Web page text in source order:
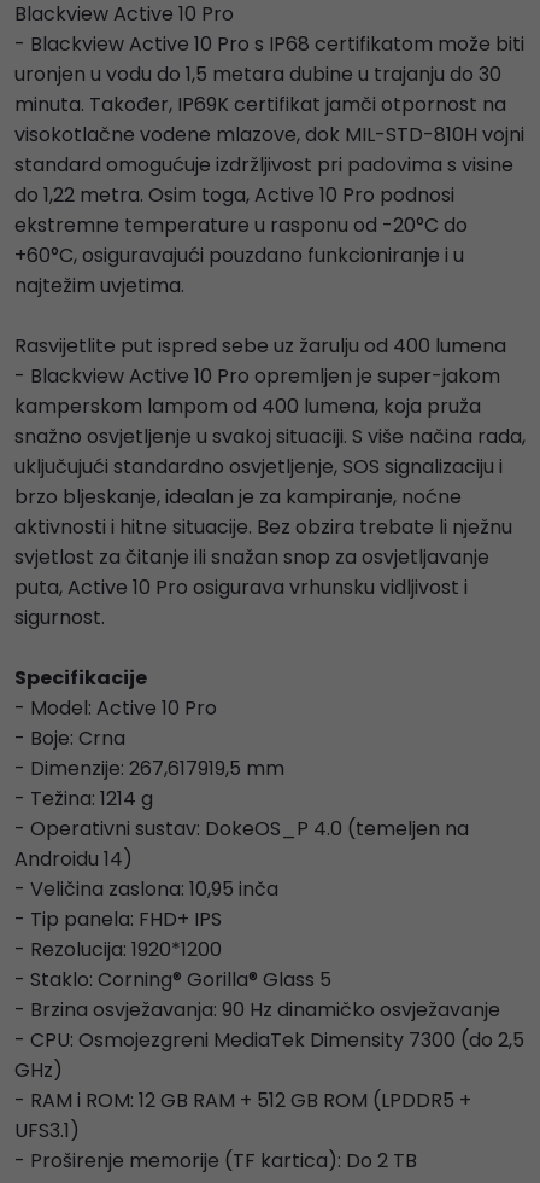
Blackview Active 10 Pro
- Blackview Active 10 Pro s IP68 certifikatom može biti
uronjen u vodu do 1,5 metara dubine u trajanju do 30
minuta. Također, IP69K certifikat jamči otpornost na
visokotlačne vodene mlazove, dok MIL-STD-810H vojni
standard omogućuje izdržljivost pri padovima s visine
do 1,22 metra. Osim toga, Active 10 Pro podnosi
ekstremne temperature u rasponu od -20°C do
+60°C, osiguravajući pouzdano funkcioniranje i u
najtežim uvjetima.
Rasvijetlite put ispred sebe uz žarulju od 400 lumena
- Blackview Active 10 Pro opremljen je super-jakom
kamperskom lampom od 400 lumena, koja pruža
snažno osvjetljenje u svakoj situaciji. S više načina rada,
uključujući standardno osvjetljenje, SOS signalizaciju i
brzo bljeskanje, idealan je za kampiranje, noćne
aktivnosti i hitne situacije. Bez obzira trebate li nježnu
svjetlost za čitanje ili snažan snop za osvjetljavanje
puta, Active 10 Pro osigurava vrhunsku vidljivost i
sigurnost.
Specifikacije
- Model: Active 10 Pro
- Boje: Crna
- Dimenzije: 267,617919,5 mm
- Težina: 1214 g
- Operativni sustav: DokeOS_P 4.0 (temeljen na
Androidu 14)
- Veličina zaslona: 10,95 inča
- Tip panela: FHD+ IPS
- Rezolucija: 1920*1200
- Staklo: Corning® Gorilla® Glass 5
- Brzina osvježavanja: 90 Hz dinamičko osvježavanje
- CPU: Osmojezgreni MediaTek Dimensity 7300 (do 2,5
GHz)
- RAM i ROM: 12 GB RAM + 512 GB ROM (LPDDR5 +
UFS3.1)
- Proširenje memorije (TF kartica): Do 2 TB